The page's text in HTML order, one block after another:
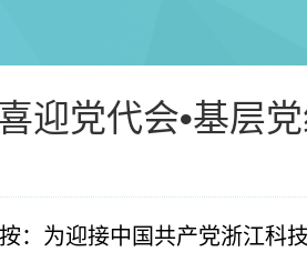
喜迎党代会•基层
：为迎接中国共产党浙江科